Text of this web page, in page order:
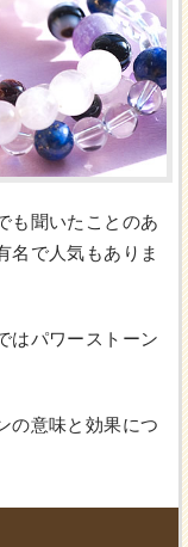
も聞いたことのあ
名で人気もありま
はパワーストーン
の意味と効果につ